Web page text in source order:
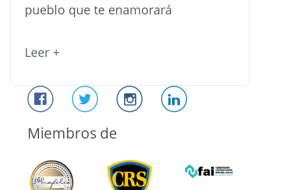
pueblo que te enamorará
Leer +
Miembros de